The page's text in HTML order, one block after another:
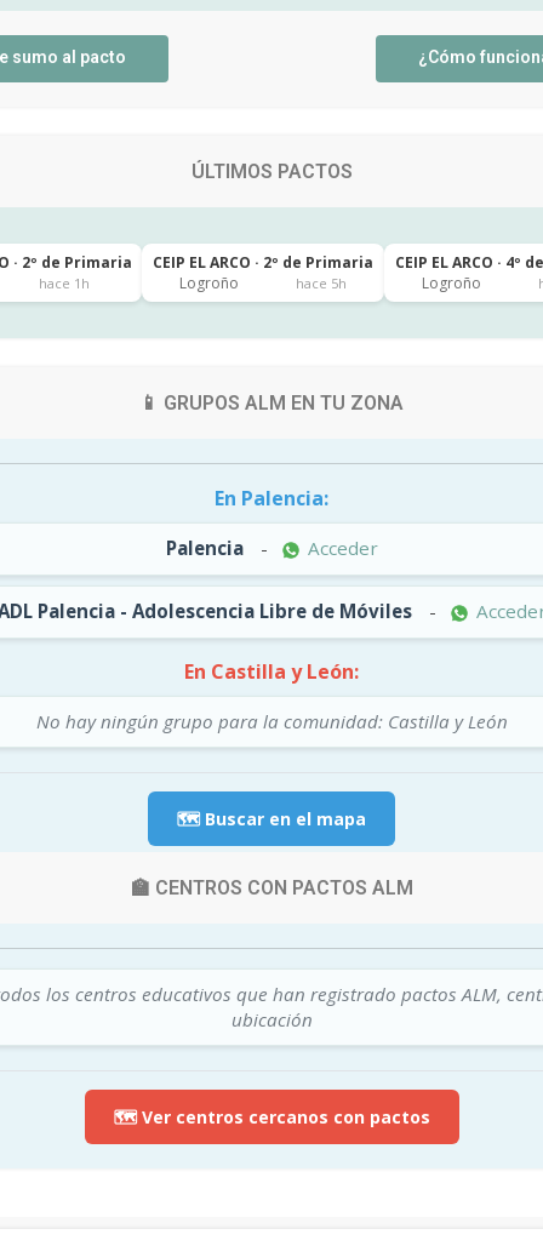
sumo al pacto ¿Cómo
ÚLTIMOS PACTOS
· 2º de Primaria
hace 1h
CEIP EL ARCO · 2º de Primaria
Logroño
hace 5h
CEIP EL ARCO · 4º
Logroño
📱 GRUPOS ALM EN TU ZONA
En Palencia:
Palencia - Acceder
Palencia - Adolescencia Libre de Móviles -
En Castilla y León:
No hay ningún grupo para la comunidad: Castilla y León
🗺️ Buscar en el mapa
🏫 CENTROS CON PACTOS ALM
los centros educativos que han registrado pactos ALM,
ubicación
🗺️ Ver centros cercanos con pactos